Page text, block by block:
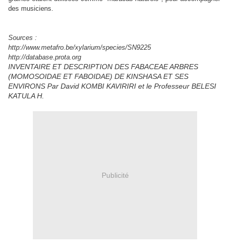
des musiciens.
Sources :
http://www.metafro.be/xylarium/species/SN9225
http://database.prota.org
INVENTAIRE ET DESCRIPTION DES FABACEAE ARBRES
(MOMOSOIDAE ET FABOIDAE) DE KINSHASA ET SES
ENVIRONS Par David KOMBI KAVIRIRI et le Professeur BELESI
KATULA H.
Publicité